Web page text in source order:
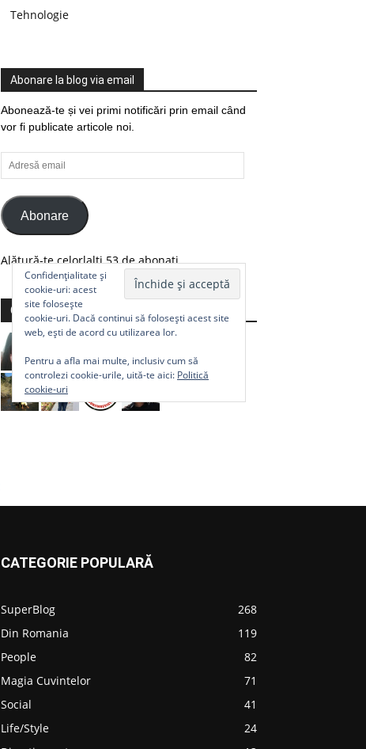
Tehnologie
Abonare la blog via email
Abonează-te și vei primi notificări prin email când
vor fi publicate articole noi.
Adresă
email
Abonare
Alătură-te celorlalți 53 de abonați.
Comunitate
Confidențialitate și
cookie-uri: acest
site folosește
cookie-uri. Dacă continui să folosești acest site
web, ești de acord cu utilizarea lor.
Pentru a afla mai multe, inclusiv cum să
controlezi cookie-urile, uită-te aici: Politică
cookie-uri
CATEGORIE POPULARĂ
SuperBlog
268
Din Romania
119
People
82
Magia Cuvintelor
71
Social
41
Life/Style
24